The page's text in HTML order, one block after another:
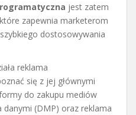
jest zatem
zapewnia marketerom
dostosowywania
reklama
się z jej głównymi
do zakupu mediów
danymi (DMP) oraz reklama